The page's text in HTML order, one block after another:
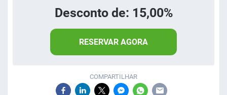
Desconto de: 15,00%
RESERVAR AGORA
COMPARTILHAR